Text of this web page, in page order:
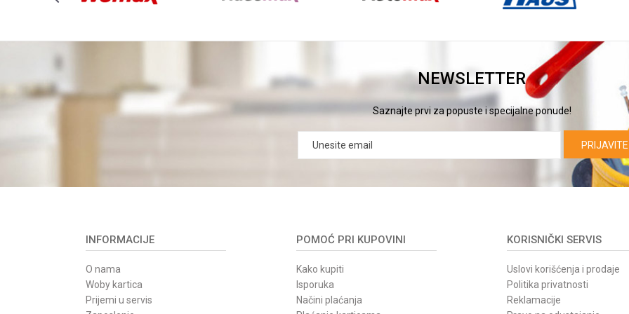
NEWSLETTER
Saznajte prvi za popuste i specijalne ponude!
INFORMACIJE
O nama
Woby kartica
Prijemi u servis
POMOĆ PRI KUPOVINI
Kako kupiti
Isporuka
Načini plaćanja
KORISNIČKI SERVIS
Uslovi korišćenja i prodaje
Politika privatnosti
Reklamacije